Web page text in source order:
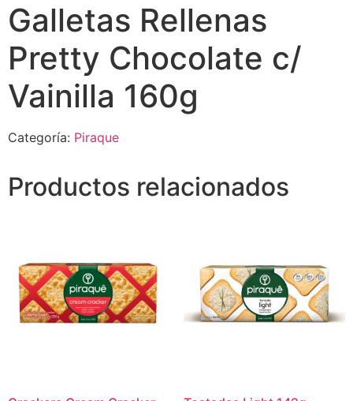
Galletas Rellenas
Pretty Chocolate c/
Vainilla 160g
Categoría: Piraque
Productos relacionados